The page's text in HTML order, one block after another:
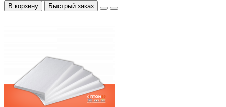
В корзину Быстрый заказ